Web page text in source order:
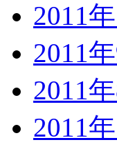
2011
2011
2011
2011